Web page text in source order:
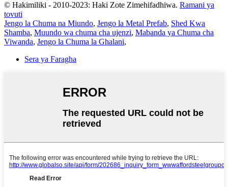
© Hakimiliki - 2010-2023: Haki Zote Zimehifadhiwa. Ramani ya
tovuti
Jengo la Chuma na Miundo, Jengo la Metal Prefab, Shed Kwa
Shamba, Muundo wa chuma cha ujenzi, Mabanda ya Chuma cha
Viwanda, Jengo la Chuma la Ghalani,
Sera ya Faragha